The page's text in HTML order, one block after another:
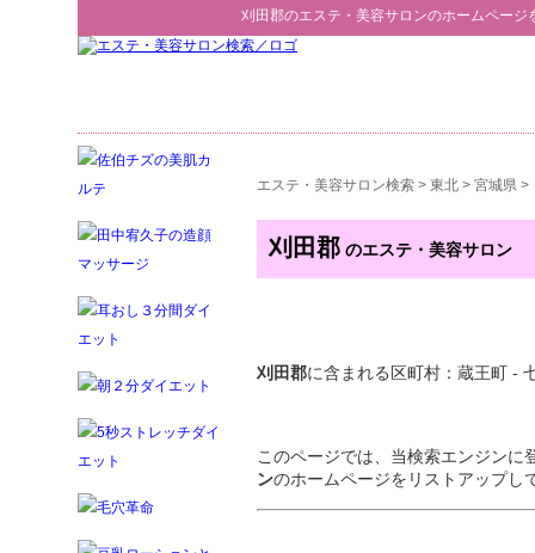
刈田郡のエステ・美容サロンのホームページ
エステ・美容サロン検索 > 東北 > 宮城県 >
刈田郡 のエステ・美容サロン
刈田郡に含まれる区町村：蔵王町 -
このページでは、当検索エンジンに
ンのホームページをリストアップし